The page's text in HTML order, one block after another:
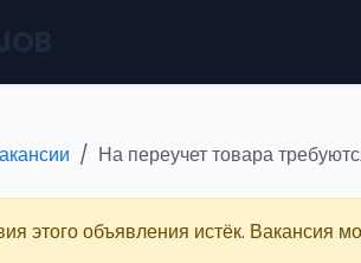
На переучет товара
этого объявления истёк. Вакансия